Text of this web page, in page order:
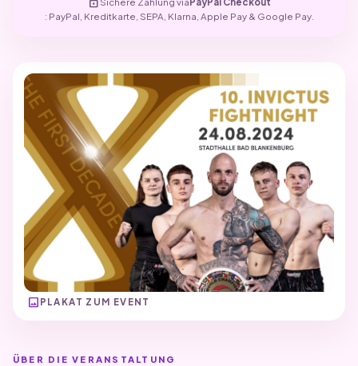
image PLAKAT ZUM EVENT
ÜBER DIE VERANSTALTUNG
: PayPal, Kreditkarte, SEPA, Klarna, Apple Pay & Google Pay.